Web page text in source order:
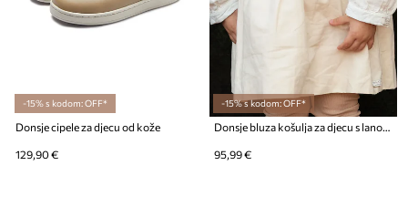
-15% s kodom: OFF*
Donsje cipele za djecu od kože
129,90 €
-15% s kodom: OFF*
95,99 €